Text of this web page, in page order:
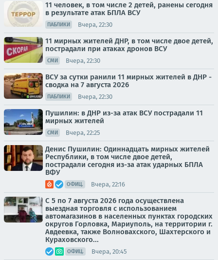
11 человек, в том числе 2 детей, ранены сегодня
в результате атак БПЛА ВСУ
ПАБЛИКИ Вчера, 22:30
11 мирных жителей ДНР, в том числе двое детей,
пострадали при атаках дронов ВСУ
СМИ Вчера, 22:30
ВСУ за сутки ранили 11 мирных жителей в ДНР -
сводка на 7 августа 2026
ПАБЛИКИ Вчера, 22:30
Пушилин: в ДНР из-за атак ВСУ пострадали 11
мирных жителей
СМИ Вчера, 22:25
Денис Пушилин: Одиннадцать мирных жителей
Республики, в том числе двое детей,
пострадали сегодня из-за атак ударных БПЛА
ВФУ
ОФИЦ. Вчера, 22:16
С 5 по 7 августа 2026 года осуществлена
выездная торговля с использованием
автомагазинов в населенных пунктах городских
округов Горловка, Мариуполь, на территории г.
Авдеевка, также Волновахского, Шахтерского и
Кураховского...
ОФИЦ. Вчера, 20:45